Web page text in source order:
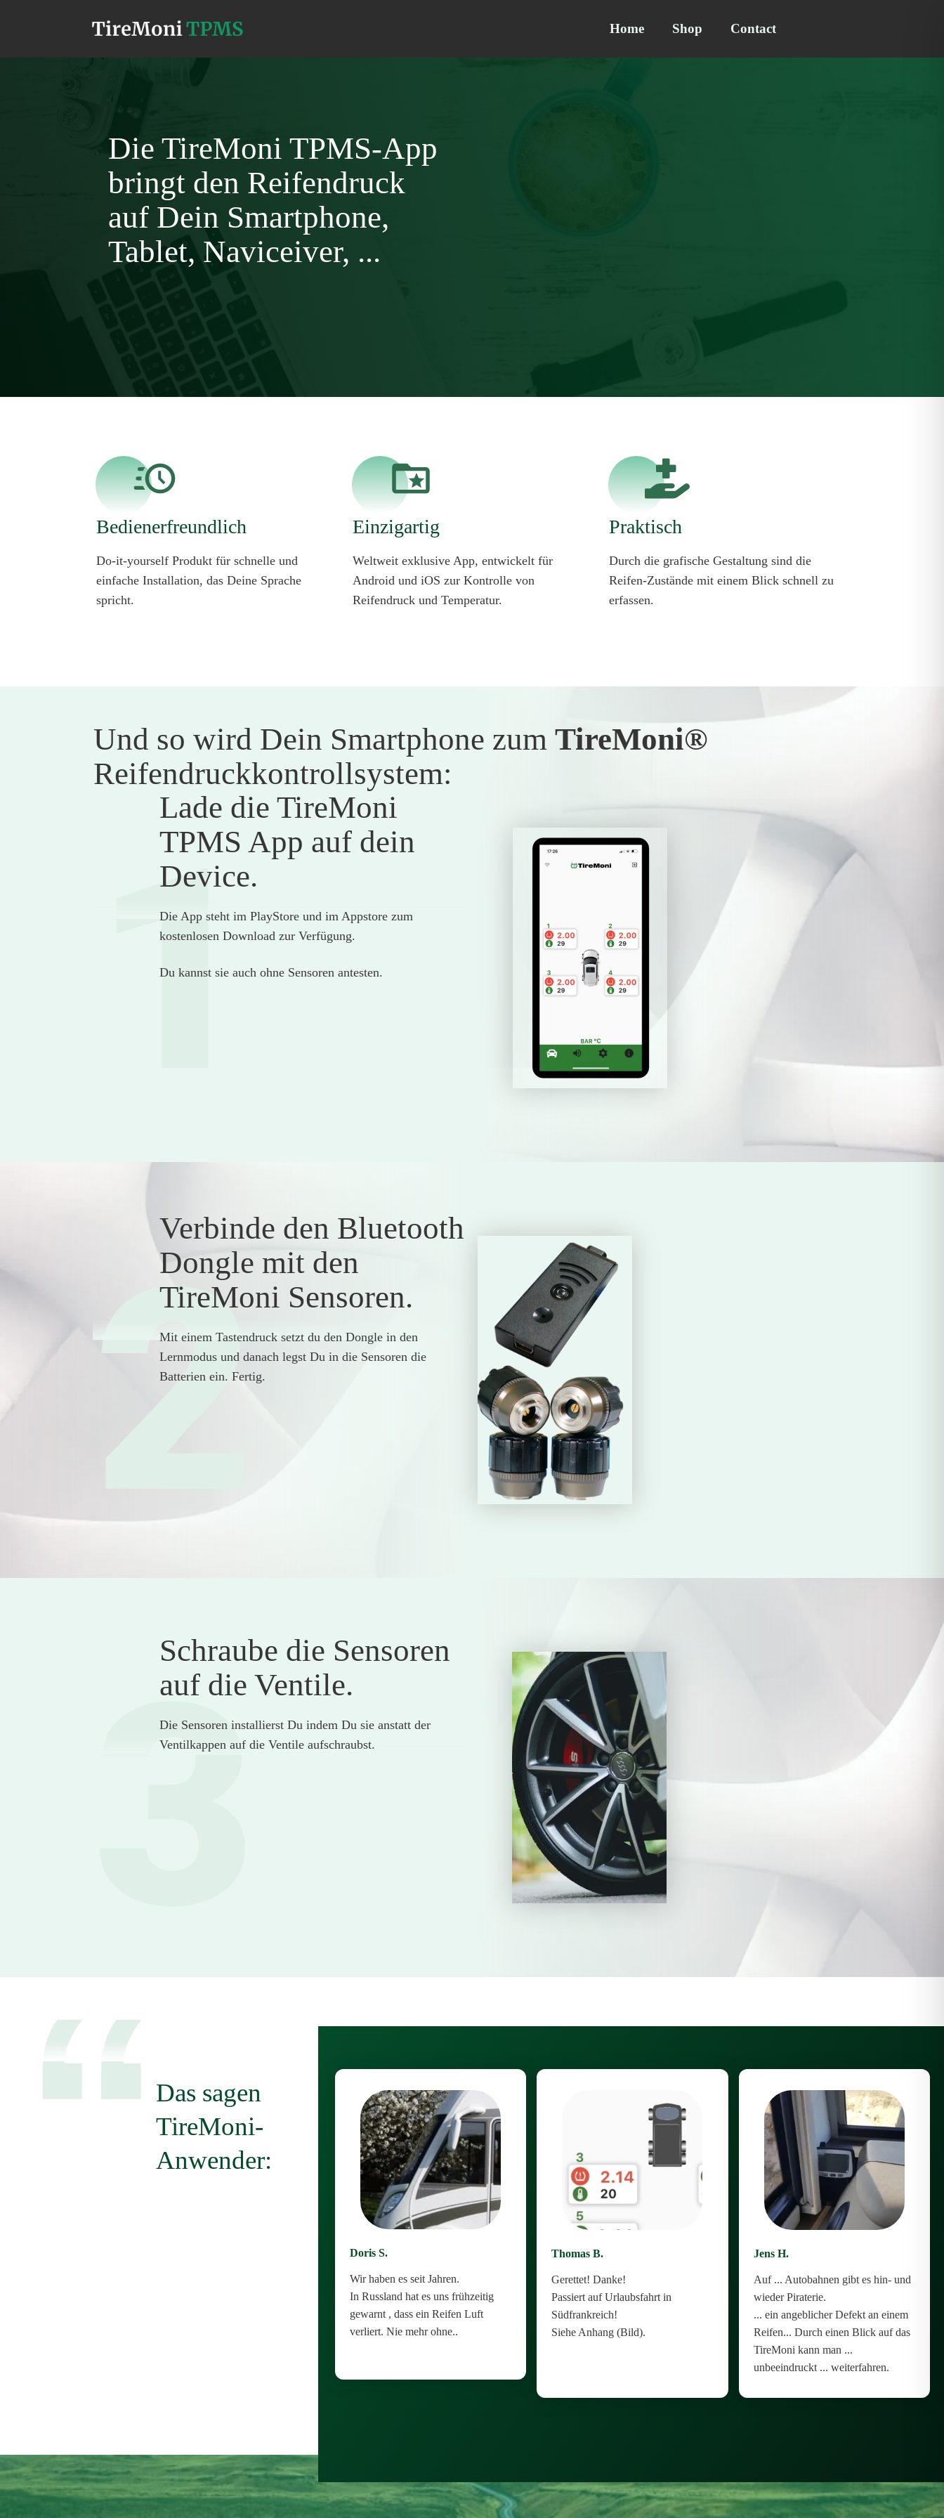
Home Shop Contact
Die TireMoni TPMS-App
bringt den Reifendruck
auf Dein Smartphone,
Tablet, Naviceiver, ...
Bedienerfreundlich
Do-it-yourself Produkt für schnelle und
einfache Installation, das Deine Sprache
spricht.
Einzigartig
Weltweit exklusive App, entwickelt für
Android und iOS zur Kontrolle von
Reifendruck und Temperatur.
Praktisch
Durch die grafische Gestaltung sind die
Reifen-Zustände mit einem Blick schnell zu
erfassen.
Und so wird Dein Smartphone zum TireMoni®
Reifendruckkontrollsystem:
1
Lade die TireMoni
TPMS App auf dein
Device.
Die App steht im PlayStore und im Appstore zum
kostenlosen Download zur Verfügung.
Du kannst sie auch ohne Sensoren antesten.
2
Verbinde den Bluetooth
Dongle mit den
TireMoni Sensoren.
Mit einem Tastendruck setzt du den Dongle in den
Lernmodus und danach legst Du in die Sensoren die
Batterien ein. Fertig.
3
Schraube die Sensoren
auf die Ventile.
Die Sensoren installierst Du indem Du sie anstatt der
Ventilkappen auf die Ventile aufschraubst.
“Das sagen
TireMoni-
Anwender:
Doris S.
Wir haben es seit Jahren.
In Russland hat es uns frühzeitig
gewarnt , dass ein Reifen Luft
verliert. Nie mehr ohne..
Thomas B.
Gerettet! Danke!
Passiert auf Urlaubsfahrt in
Südfrankreich!
Siehe Anhang (Bild).
Jens H.
Auf ... Autobahnen gibt es hin- und
wieder Piraterie.
... ein angeblicher Defekt an einem
Reifen... Durch einen Blick auf das
TireMoni kann man ...
unbeeindruckt ... weiterfahren.